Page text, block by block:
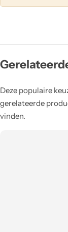
Deze populaire
gerelateerde
vinden.